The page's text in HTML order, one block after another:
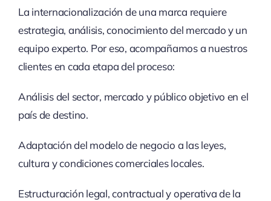
La internacionalización de una marca requiere
estrategia, análisis, conocimiento del mercado y un
equipo experto. Por eso, acompañamos a nuestros
clientes en cada etapa del proceso:
Análisis del sector, mercado y público objetivo en el
país de destino.
Adaptación del modelo de negocio a las leyes,
cultura y condiciones comerciales locales.
Estructuración legal, contractual y operativa de la